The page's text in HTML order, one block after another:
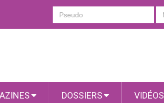
DOSSIERS VIDÉOS